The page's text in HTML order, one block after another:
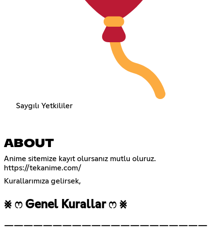
Saygılı Yetkililer
ABOUT
https://tekanime.com/
⨳ ෆ Genel Kurallar ෆ ⨳